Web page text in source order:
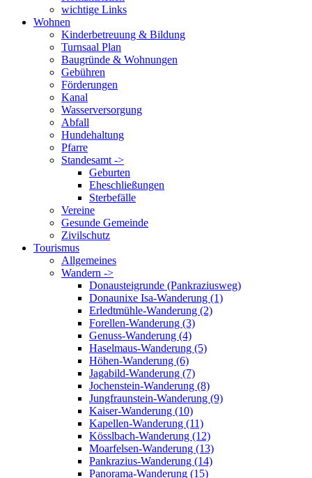
wichtige Links
Wohnen
Kinderbetreuung & Bildung
Turnsaal Plan
Baugründe & Wohnungen
Gebühren
Förderungen
Kanal
Wasserversorgung
Abfall
Hundehaltung
Pfarre
Standesamt ->
Geburten
Eheschließungen
Sterbefälle
Vereine
Gesunde Gemeinde
Zivilschutz
Tourismus
Allgemeines
Wandern ->
Donausteigrunde (Pankraziusweg)
Donaunixe Isa-Wanderung (1)
Erledtmühle-Wanderung (2)
Forellen-Wanderung (3)
Genuss-Wanderung (4)
Haselmaus-Wanderung (5)
Höhen-Wanderung (6)
Jagabild-Wanderung (7)
Jochenstein-Wanderung (8)
Jungfraunstein-Wanderung (9)
Kaiser-Wanderung (10)
Kapellen-Wanderung (11)
Kösslbach-Wanderung (12)
Moarfelsen-Wanderung (13)
Pankrazius-Wanderung (14)
Panorama-Wanderung (15)